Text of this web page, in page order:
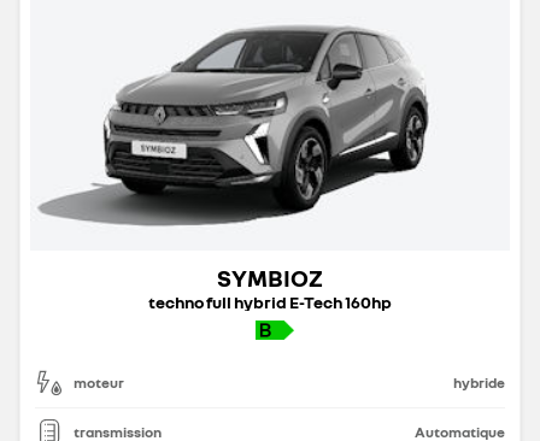
SYMBIOZ
techno full hybrid E-Tech 160hp
moteur hybride
transmission Automatique